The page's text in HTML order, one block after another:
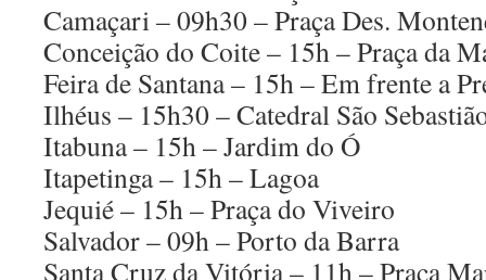
Camaçari – 09h30 – Praça Des.
Conceição do Coite – 15h – Praça da
Feira de Santana – 15h – Em frente a
Ilhéus – 15h30 – Catedral São
Itabuna – 15h – Jardim do Ó
Itapetinga – 15h – Lagoa
Jequié – 15h – Praça do Viveiro
Salvador – 09h – Porto da Barra
Santa Cruz da Vitória – 11h – Praça